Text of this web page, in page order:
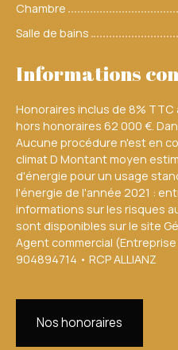
Chambre
Salle de bains
Informations
Honoraires inclus de 8% TTC
hors honoraires 62 000 €.
Aucune procédure n'est en
climat D Montant moyen
d'énergie pour un usage
l'énergie de l'année 2021 :
informations sur les risques
sont disponibles sur le site
Agent commercial (Entreprise
904894714 • RCP ALLIANZ
Nos honoraires